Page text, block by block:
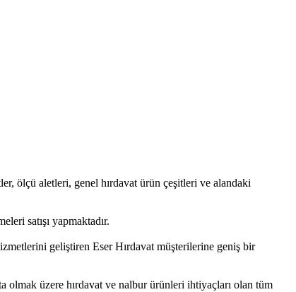
ölçü aletleri, genel hırdavat ürün çeşitleri ve alandaki
satışı yapmaktadır.
geliştiren Eser Hırdavat müşterilerine geniş bir
olmak üzere hırdavat ve nalbur ürünleri ihtiyaçları olan tüm